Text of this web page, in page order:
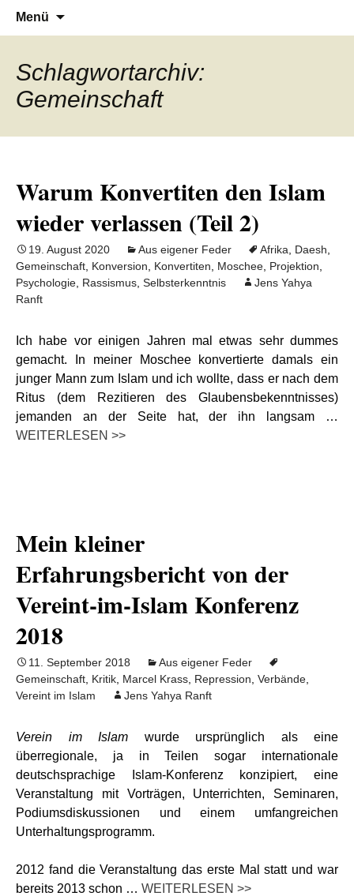
Al-Adala.de
Denn die Gerechtigkeit ist die Grundlage
von allem
Menü
Schlagwortarchiv:
Gemeinschaft
Warum Konvertiten den Islam
wieder verlassen (Teil 2)
19. August 2020 Aus eigener Feder Afrika Daesh
Gemeinschaft Konversion Konvertiten Moschee Projektion
Psychologie Rassismus Selbsterkenntnis
Jens Yahya
Ranft
Ich habe vor einigen Jahren mal etwas sehr dummes
gemacht. In meiner Moschee konvertierte damals ein
junger Mann zum Islam und ich wollte, dass er nach dem
Ritus (dem Rezitieren des Glaubensbekenntnisses)
jemanden an der Seite hat, der ihn langsam …
WEITERLESEN >>
Mein kleiner
Erfahrungsbericht von der
Vereint-im-Islam Konferenz
2018
11. September 2018
Aus eigener Feder
Gemeinschaft Kritik Marcel Krass Repression Verbände
Vereint im Islam
Jens Yahya Ranft
Verein im Islam wurde ursprünglich als eine
überregionale, ja in Teilen sogar internationale
deutschsprachige Islam-Konferenz konzipiert, eine
Veranstaltung mit Vorträgen, Unterrichten, Seminaren,
Podiumsdiskussionen und einem umfangreichen
Unterhaltungsprogramm.
2012 fand die Veranstaltung das erste Mal statt und war
bereits 2013 schon … WEITERLESEN >>